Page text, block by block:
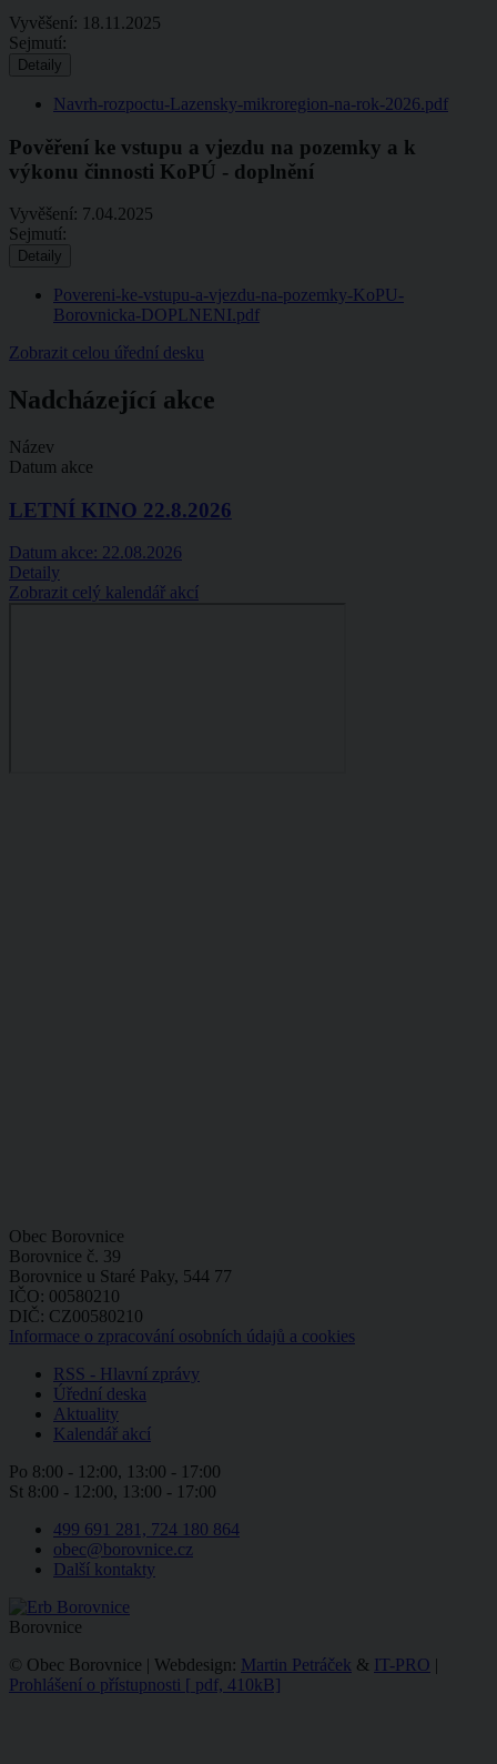
Vyvěšení: 18.11.2025
Sejmutí:
Detaily
Navrh-rozpoctu-Lazensky-mikroregion-na-rok-2026.pdf
Pověření ke vstupu a vjezdu na pozemky a k
výkonu činnosti KoPÚ - doplnění
Vyvěšení: 7.04.2025
Sejmutí:
Detaily
Povereni-ke-vstupu-a-vjezdu-na-pozemky-KoPU-
Borovnicka-DOPLNENI.pdf
Zobrazit celou úřední desku
Nadcházející akce
Název
Datum akce
LETNÍ KINO 22.8.2026
Datum akce: 22.08.2026
Detaily
Zobrazit celý kalendář akcí
Obec Borovnice
Borovnice č. 39
Borovnice u Staré Paky, 544 77
IČO: 00580210
DIČ: CZ00580210
Informace o zpracování osobních údajů a cookies
RSS - Hlavní zprávy
Úřední deska
Aktuality
Kalendář akcí
Po 8:00 - 12:00, 13:00 - 17:00
St 8:00 - 12:00, 13:00 - 17:00
499 691 281, 724 180 864
obec@borovnice.cz
Další kontakty
Borovnice
© Obec Borovnice | Webdesign: Martin Petráček & IT-PRO
Prohlášení o přístupnosti [ pdf, 410kB]